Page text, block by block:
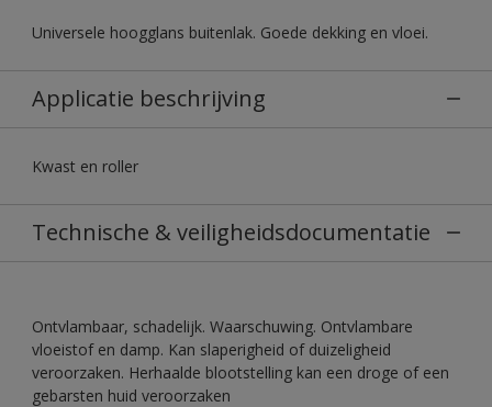
Universele hoogglans buitenlak. Goede dekking en vloei.
Applicatie beschrijving
Kwast en roller
Technische & veiligheidsdocumentatie
Ontvlambaar, schadelijk. Waarschuwing. Ontvlambare
vloeistof en damp. Kan slaperigheid of duizeligheid
veroorzaken. Herhaalde blootstelling kan een droge of een
gebarsten huid veroorzaken